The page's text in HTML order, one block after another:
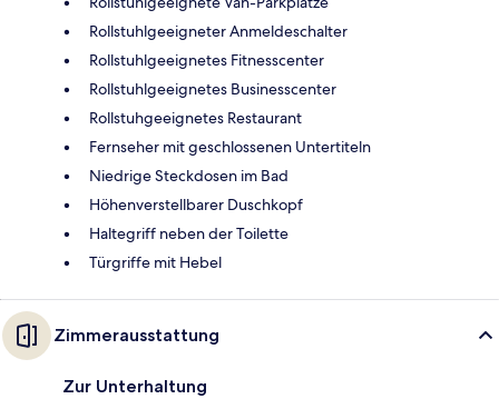
Rollstuhlgeeigneter Anmeldeschalter
Rollstuhlgeeignetes Fitnesscenter
Rollstuhlgeeignetes Businesscenter
Rollstuhgeeignetes Restaurant
Fernseher mit geschlossenen Untertiteln
Niedrige Steckdosen im Bad
Höhenverstellbarer Duschkopf
Haltegriff neben der Toilette
Türgriffe mit Hebel
Zimmerausstattung
Zur Unterhaltung